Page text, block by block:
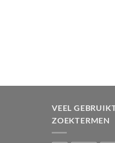
VEEL
ZOEKTERMEN